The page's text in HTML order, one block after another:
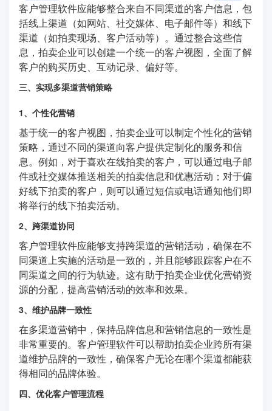
客户管理软件应能够整合来自不同渠道的客户信息，包
括线上渠道（如网站、社交媒体、电子邮件等）和线下
渠道（如拍卖现场、客户活动等）。通过整合这些信
息，拍卖企业可以创建一个统一的客户视图，全面了解
客户的购买历史、互动记录、偏好等。
三、实现多渠道营销策略
1、个性化营销
基于统一的客户视图，拍卖企业可以制定个性化的营销
策略，通过不同的渠道向客户提供定制化的服务和信
息。例如，对于喜欢在线拍卖的客户，可以通过电子邮
件或社交媒体推送相关的拍卖信息和优惠活动；对于偏
好线下拍卖的客户，则可以通过短信或电话通知他们即
将举行的线下拍卖活动。
2、跨渠道协同
客户管理软件应能够支持跨渠道的营销活动，确保在不
同渠道上实施的活动是一致的，并且能够跟踪客户在不
同渠道之间的行为轨迹。这有助于拍卖企业优化营销资
源的分配，提高营销活动的效率和效果。
3、维护品牌一致性
在多渠道营销中，保持品牌信息和营销信息的一致性是
非常重要的。客户管理软件可以帮助拍卖企业跨所有渠
道维护品牌的一致性，确保客户无论在哪个渠道都能获
得相同的品牌体验。
四、优化客户管理流程